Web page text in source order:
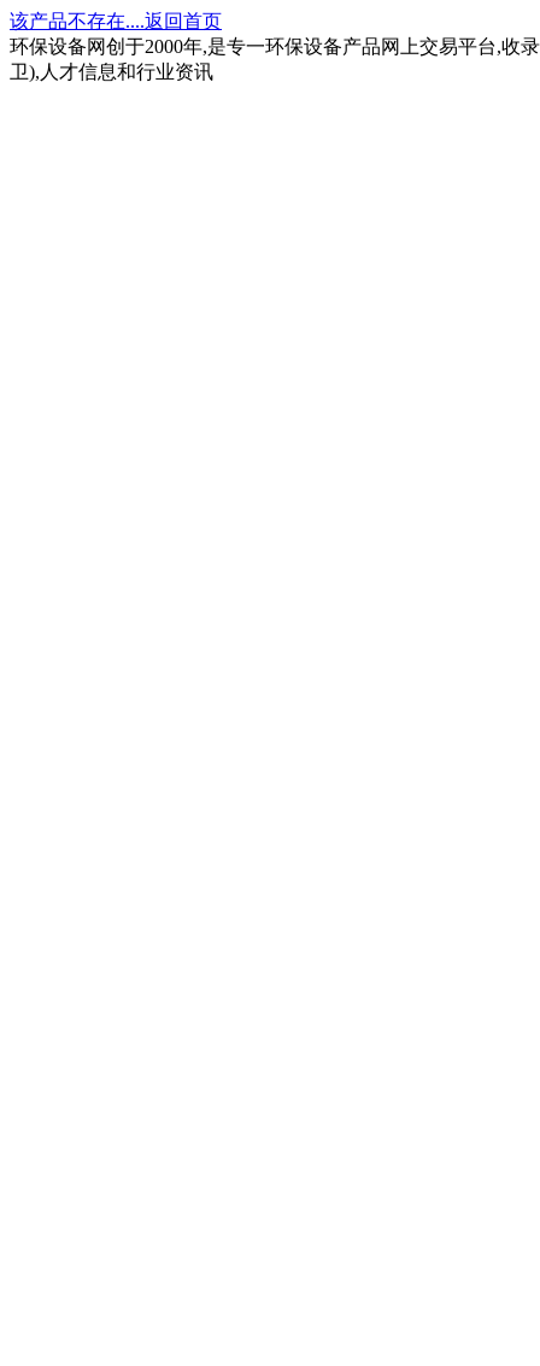
该产品不存在....返回首页
环保设备网创于2000年,是专一环保设备产品网上交易平台,收
卫),人才信息和行业资讯